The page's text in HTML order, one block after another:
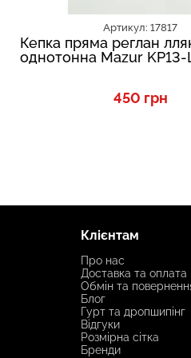
Артикул: 17817
Кепка пряма реглан
однотонна Mazur KP13-
450 грн
Клієнтам
Про нас
Доставка та оплата
Обмін та
Блог
Гурт та дропшипінг
Відгуки
Розмірна сітка
Бренди